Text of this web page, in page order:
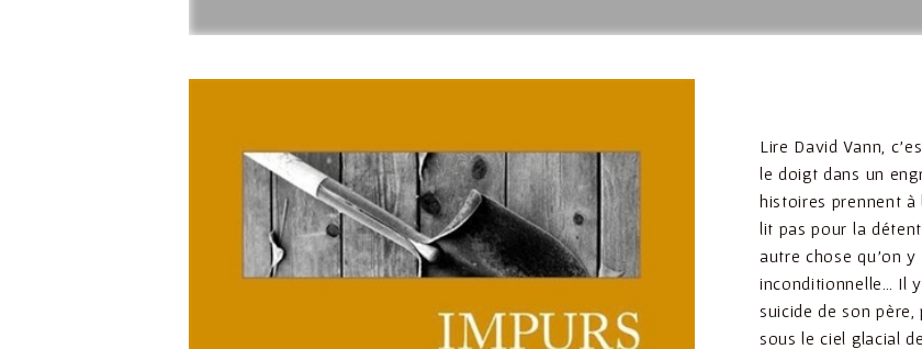
Lire David Vann,
le doigt dans un
histoires prennent
lit pas pour la
autre chose qu’on
inconditionnelle… Il y
suicide de son père,
sous le ciel glacial